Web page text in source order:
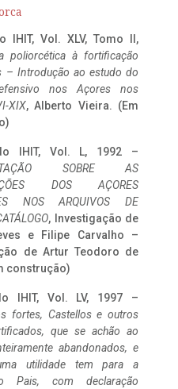
IHIT, Vol. XLV, Tomo II,
poliorcética à fortificação
– Introdução ao estudo do
nos Açores nos
XIX, Alberto Vieira. (Em
IHIT, Vol. L, 1992 –
SOBRE AS
DOS AÇORES
NOS ARQUIVOS DE
, Investigação de
e Filipe Carvalho –
de Artur Teodoro de
construção)
IHIT, Vol. LV, 1997 –
fortes, Castellos e outros
que se achão ao
abandonados, e
utilidade tem para a
Pais, com declaração